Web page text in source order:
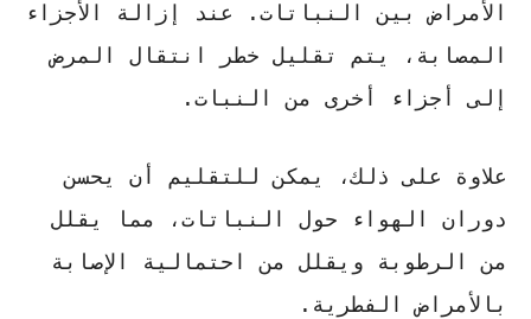
الأمراض بين النباتات. عند إزالة الأجزاء
المصابة، يتم تقليل خطر انتقال المرض
إلى أجزاء أخرى من النبات.
علاوة على ذلك، يمكن للتقليم أن يحسن
دوران الهواء حول النباتات، مما يقلل
من الرطوبة ويقلل من احتمالية الإصابة
بالأمراض الفطرية.